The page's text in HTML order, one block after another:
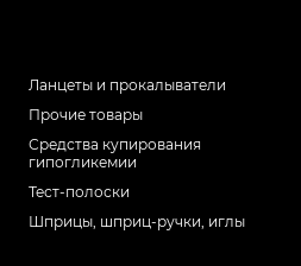
Ланцеты и прокалыватели
Прочие товары
Средства купирования
гипогликемии
Тест-полоски
Шприцы, шприц-ручки, иглы